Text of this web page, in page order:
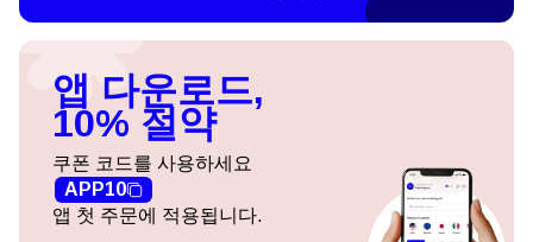
앱 다운로드,
10% 절약
쿠폰 코드를 사용하세요
APP10
앱 첫 주문에 적용됩니다.